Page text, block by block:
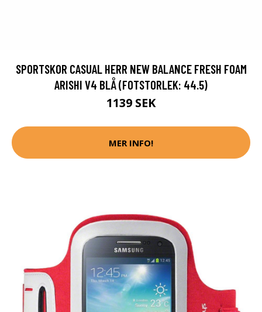
SPORTSKOR CASUAL HERR NEW BALANCE FRESH FOAM
ARISHI V4 BLÅ (FOTSTORLEK: 44.5)
1139 SEK
MER INFO!